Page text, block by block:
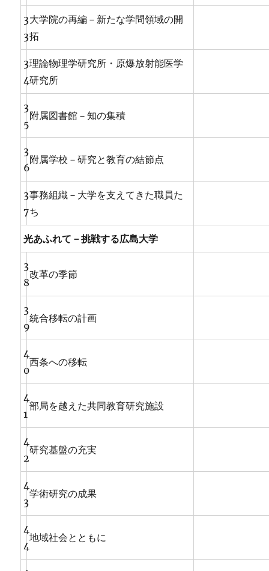
3
3
大学院の再編－新たな学問領域の開
拓
3
4
理論物理学研究所・原爆放射能医学
研究所
3
5
附属図書館－知の集積
3
6
附属学校－研究と教育の結節点
3
7
事務組織－大学を支えてきた職員た
ち
光あふれて－挑戦する広島大学
3
8
改革の季節
3
9
統合移転の計画
4
0
西条への移転
4
1
部局を越えた共同教育研究施設
4
2
研究基盤の充実
4
3
学術研究の成果
4
4
地域社会とともに